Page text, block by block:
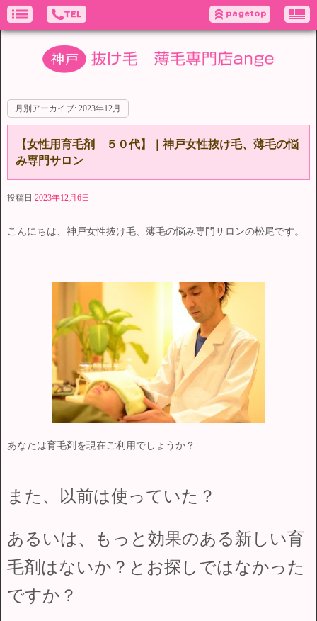
月別アーカイブ: 2023年12月
【女性用育毛剤 ５０代】｜神戸女性抜け毛、薄毛の悩
み専門サロン
投稿日 2023年12月6日
こんにちは、神戸女性抜け毛、薄毛の悩み専門サロンの松尾です。
あなたは育毛剤を現在ご利用でしょうか？
また、以前は使っていた？
あるいは、もっと効果のある新しい育
毛剤はないか？とお探しではなかった
ですか？